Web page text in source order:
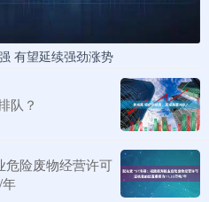
有望延续强劲涨势
队？
危险废物经营许可